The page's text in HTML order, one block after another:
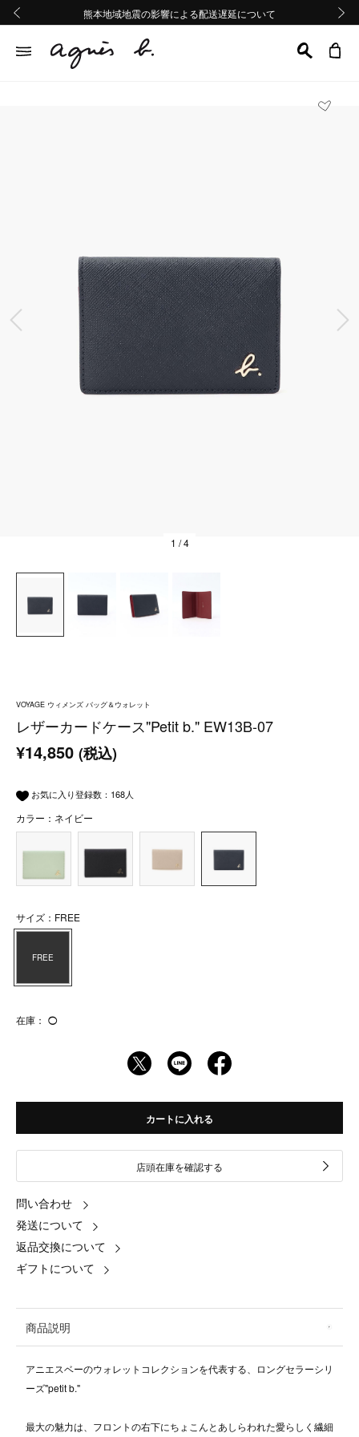
熊本地域地震の影響による配送遅延について
Summer Sale 2buy10%OFF!!
熊本地域地震の影響による配送遅延について
Summer Sale 2buy10%OFF!!
前の画像
1 / 4
VOYAGE ウィメンズ バッグ＆ウォレット
レザーカードケース"Petit b." EW13B-07
¥14,850 (税込)
お気に入り登録数： 168人
カラー：ネイビー
サイズ：FREE
FREE
在庫： ◯
カートに入れる
店頭在庫を確認する
問い合わせ
発送について
返品交換について
ギフトについて
商品説明
アニエスベーのウォレットコレクションを代表する、ロングセラーシリ
ーズ"petit b."
最大の魅力は、フロントの右下にちょこんとあしらわれた愛らしく繊細